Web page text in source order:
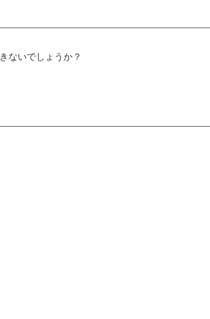
ないでしょうか？